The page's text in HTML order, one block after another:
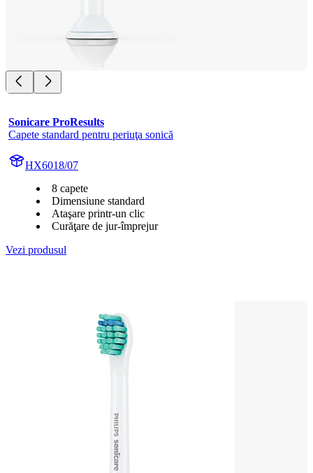
Sonicare ProResults
Capete standard pentru periuţa sonică
HX6018/07
8 capete
Dimensiune standard
Ataşare printr-un clic
Curăţare de jur-împrejur
Vezi produsul